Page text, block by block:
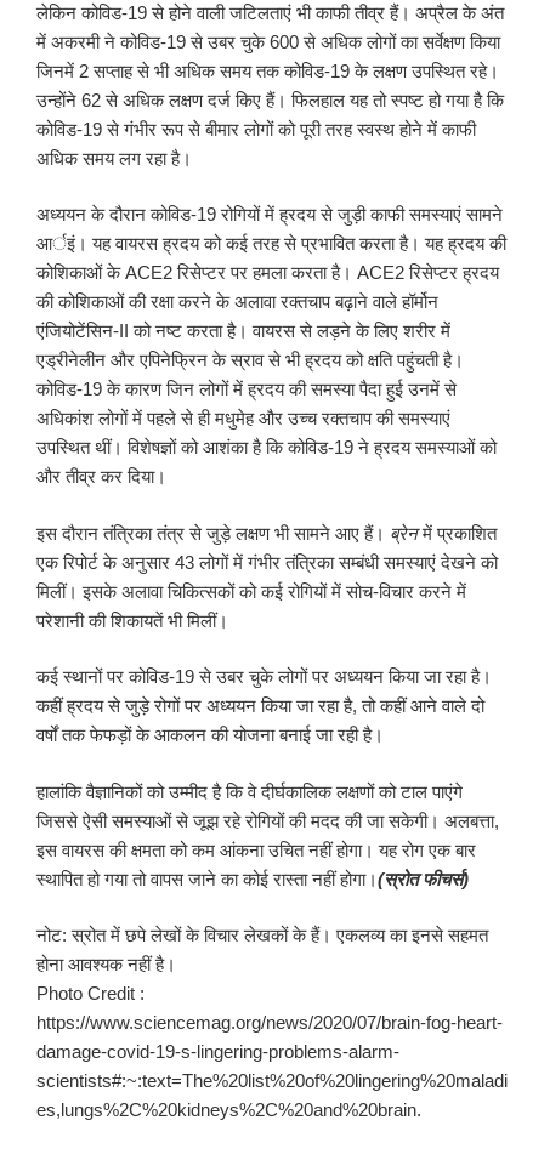
लेकिन कोविड-19 से होने वाली जटिलताएं भी काफी तीव्र हैं। अप्रैल के अंत
में अकरमी ने कोविड-19 से उबर चुके 600 से अधिक लोगों का सर्वेक्षण किया
जिनमें 2 सप्ताह से भी अधिक समय तक कोविड-19 के लक्षण उपस्थित रहे।
उन्होंने 62 से अधिक लक्षण दर्ज किए हैं। फिलहाल यह तो स्पष्ट हो गया है कि
कोविड-19 से गंभीर रूप से बीमार लोगों को पूरी तरह स्वस्थ होने में काफी
अधिक समय लग रहा है।
अध्ययन के दौरान कोविड-19 रोगियों में ह्रदय से जुड़ी काफी समस्याएं सामने
आर्इं। यह वायरस ह्रदय को कई तरह से प्रभावित करता है। यह ह्रदय की
कोशिकाओं के ACE2 रिसेप्टर पर हमला करता है। ACE2 रिसेप्टर ह्रदय
की कोशिकाओं की रक्षा करने के अलावा रक्तचाप बढ़ाने वाले हॉर्मोन
एंजियोटेंसिन-II को नष्ट करता है। वायरस से लड़ने के लिए शरीर में
एड्रीनेलीन और एपिनेफ्रिन के स्राव से भी ह्रदय को क्षति पहुंचती है।
कोविड-19 के कारण जिन लोगों में ह्रदय की समस्या पैदा हुई उनमें से
अधिकांश लोगों में पहले से ही मधुमेह और उच्च रक्तचाप की समस्याएं
उपस्थित थीं। विशेषज्ञों को आशंका है कि कोविड-19 ने ह्रदय समस्याओं को
और तीव्र कर दिया।
इस दौरान तंत्रिका तंत्र से जुड़े लक्षण भी सामने आए हैं। ब्रेनमें प्रकाशित
एक रिपोर्ट के अनुसार 43 लोगों में गंभीर तंत्रिका सम्बंधी समस्याएं देखने को
मिलीं। इसके अलावा चिकित्सकों को कई रोगियों में सोच-विचार करने में
परेशानी की शिकायतें भी मिलीं।
कई स्थानों पर कोविड-19 से उबर चुके लोगों पर अध्ययन किया जा रहा है।
कहीं ह्रदय से जुड़े रोगों पर अध्ययन किया जा रहा है, तो कहीं आने वाले दो
वर्षों तक फेफड़ों के आकलन की योजना बनाई जा रही है।
हालांकि वैज्ञानिकों को उम्मीद है कि वे दीर्घकालिक लक्षणों को टाल पाएंगे
जिससे ऐसी समस्याओं से जूझ रहे रोगियों की मदद की जा सकेगी। अलबत्ता,
इस वायरस की क्षमता को कम आंकना उचित नहीं होगा। यह रोग एक बार
स्थापित हो गया तो वापस जाने का कोई रास्ता नहीं होगा।(स्रोत फीचर्स)
नोट: स्रोत में छपे लेखों के विचार लेखकों के हैं। एकलव्य का इनसे सहमत
होना आवश्यक नहीं है।
Photo Credit :
https://www.sciencemag.org/news/2020/07/brain-fog-heart-
damage-covid-19-s-lingering-problems-alarm-
scientists#:~:text=The%20list%20of%20lingering%20maladi
es,lungs%2C%20kidneys%2C%20and%20brain.